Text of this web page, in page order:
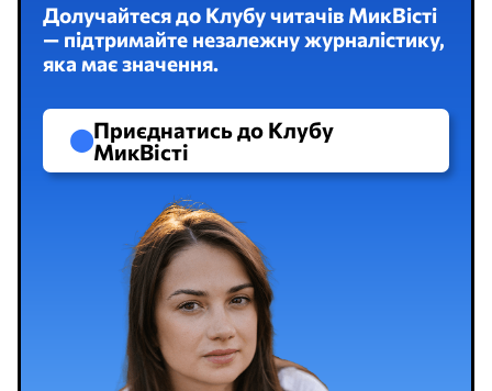
Долучайтеся до Клубу читачів МикВісті
— підтримайте незалежну журналістику,
яка має значення.
Приєднатись до Клубу
МикВісті